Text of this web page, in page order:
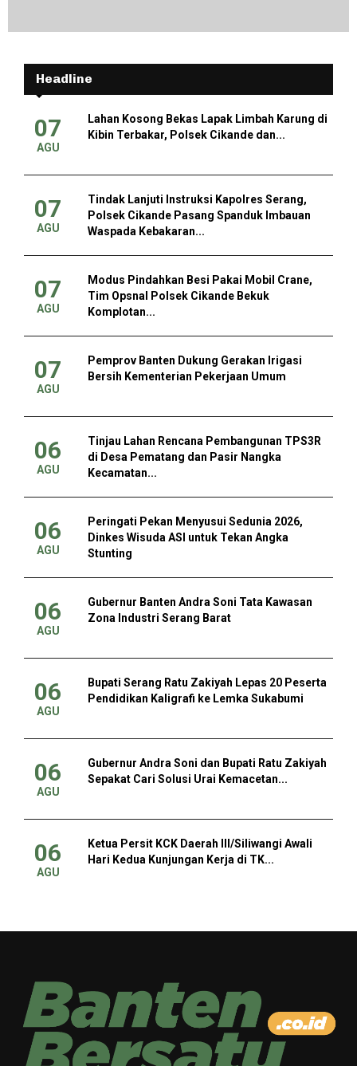
Headline
07
AGU
Lahan Kosong Bekas Lapak Limbah Karung di
Kibin Terbakar, Polsek Cikande dan...
07
AGU
Tindak Lanjuti Instruksi Kapolres Serang,
Polsek Cikande Pasang Spanduk Imbauan
Waspada Kebakaran...
07
AGU
Modus Pindahkan Besi Pakai Mobil Crane,
Tim Opsnal Polsek Cikande Bekuk
Komplotan...
07
AGU
Pemprov Banten Dukung Gerakan Irigasi
Bersih Kementerian Pekerjaan Umum
06
AGU
Tinjau Lahan Rencana Pembangunan TPS3R
di Desa Pematang dan Pasir Nangka
Kecamatan...
06
AGU
Peringati Pekan Menyusui Sedunia 2026,
Dinkes Wisuda ASI untuk Tekan Angka
Stunting
06
AGU
Gubernur Banten Andra Soni Tata Kawasan
Zona Industri Serang Barat
06
AGU
Bupati Serang Ratu Zakiyah Lepas 20 Peserta
Pendidikan Kaligrafi ke Lemka Sukabumi
06
AGU
Gubernur Andra Soni dan Bupati Ratu Zakiyah
Sepakat Cari Solusi Urai Kemacetan...
06
AGU
Ketua Persit KCK Daerah III/Siliwangi Awali
Hari Kedua Kunjungan Kerja di TK...